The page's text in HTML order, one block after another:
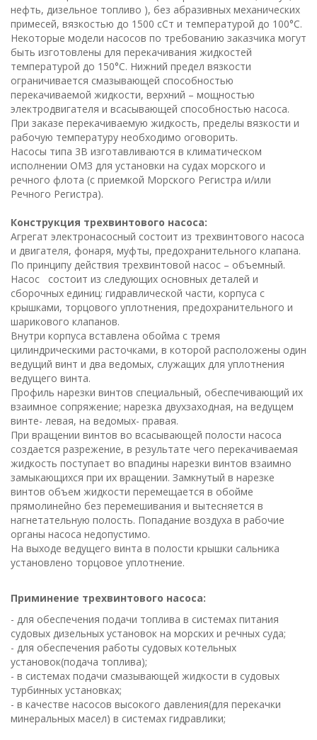
нефть, дизельное топливо ), без абразивных механических
примесей, вязкостью до 1500 сСт и температурой до 100°С.
Некоторые модели насосов по требованию заказчика могут
быть изготовлены для перекачивания жидкостей
температурой до 150°С. Нижний предел вязкости
ограничивается смазывающей способностью
перекачиваемой жидкости, верхний – мощностью
электродвигателя и всасывающей способностью насоса.
При заказе перекачиваемую жидкость, пределы вязкости и
рабочую температуру необходимо оговорить.
Насосы типа 3В изготавливаются в климатическом
исполнении ОМЗ для установки на судах морского и
речного флота (с приемкой Морского Регистра и/или
Речного Регистра).
Конструкция трехвинтового насоса:
Агрегат электронасосный состоит из трехвинтового насоса
и двигателя, фонаря, муфты, предохранительного клапана.
По принципу действия трехвинтовой насос – объемный.
Насос состоит из следующих основных деталей и
сборочных единиц: гидравлической части, корпуса с
крышками, торцового уплотнения, предохранительного и
шарикового клапанов.
Внутри корпуса вставлена обойма с тремя
цилиндрическими расточками, в которой расположены один
ведущий винт и два ведомых, служащих для уплотнения
ведущего винта.
Профиль нарезки винтов специальный, обеспечивающий их
взаимное сопряжение; нарезка двухзаходная, на ведущем
винте- левая, на ведомых- правая.
При вращении винтов во всасывающей полости насоса
создается разрежение, в результате чего перекачиваемая
жидкость поступает во впадины нарезки винтов взаимно
замыкающихся при их вращении. Замкнутый в нарезке
винтов объем жидкости перемещается в обойме
прямолинейно без перемешивания и вытесняется в
нагнетательную полость. Попадание воздуха в рабочие
органы насоса недопустимо.
На выходе ведущего винта в полости крышки сальника
установлено торцовое уплотнение.
Приминение трехвинтового насоса:
- для обеспечения подачи топлива в системах питания
судовых дизельных установок на морских и речных суда;
- для обеспечения работы судовых котельных
установок(подача топлива);
- в системах подачи смазывающей жидкости в судовых
турбинных установках;
- в качестве насосов высокого давления(для перекачки
минеральных масел) в системах гидравлики;